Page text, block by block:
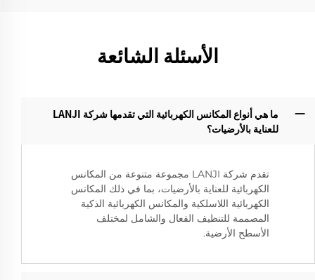
الأسئلة الشائعة
ما هي أنواع المكانس الكهربائية التي تقدمها شركة LANJI
للعناية بالأرضيات؟‌
تقدم شركة LANJI مجموعة متنوعة من المكانس
الكهربائية للعناية بالأرضيات، بما في ذلك المكانس
الكهربائية اللاسلكية والمكانس الكهربائية الذكية
المصممة للتنظيف الفعال والشامل لمختلف
الأسطح الأرضية.